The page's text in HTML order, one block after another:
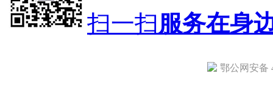
扫一扫服务在身
鄂公网安备